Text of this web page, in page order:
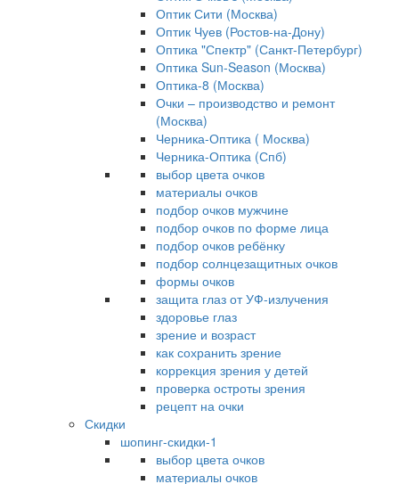
Оптик Сити (Москва)
Оптик Чуев (Ростов-на-Дону)
Оптика "Спектр" (Санкт-Петербург)
Оптика Sun-Season (Москва)
Оптика-8 (Москва)
Очки – производство и ремонт
(Москва)
Черника-Оптика ( Москва)
Черника-Оптика (Спб)
выбор цвета очков
материалы очков
подбор очков мужчине
подбор очков по форме лица
подбор очков ребёнку
подбор солнцезащитных очков
формы очков
защита глаз от УФ-излучения
здоровье глаз
зрение и возраст
как сохранить зрение
коррекция зрения у детей
проверка остроты зрения
рецепт на очки
Скидки
шопинг-скидки-1
выбор цвета очков
материалы очков